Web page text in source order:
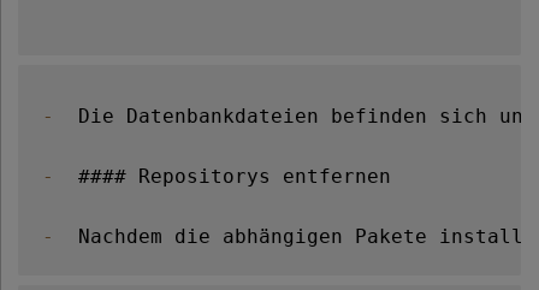
-
Die Datenbankdateien befinden sich
-
  #### Repositorys entfernen
-
Nachdem die abhängigen Pakete